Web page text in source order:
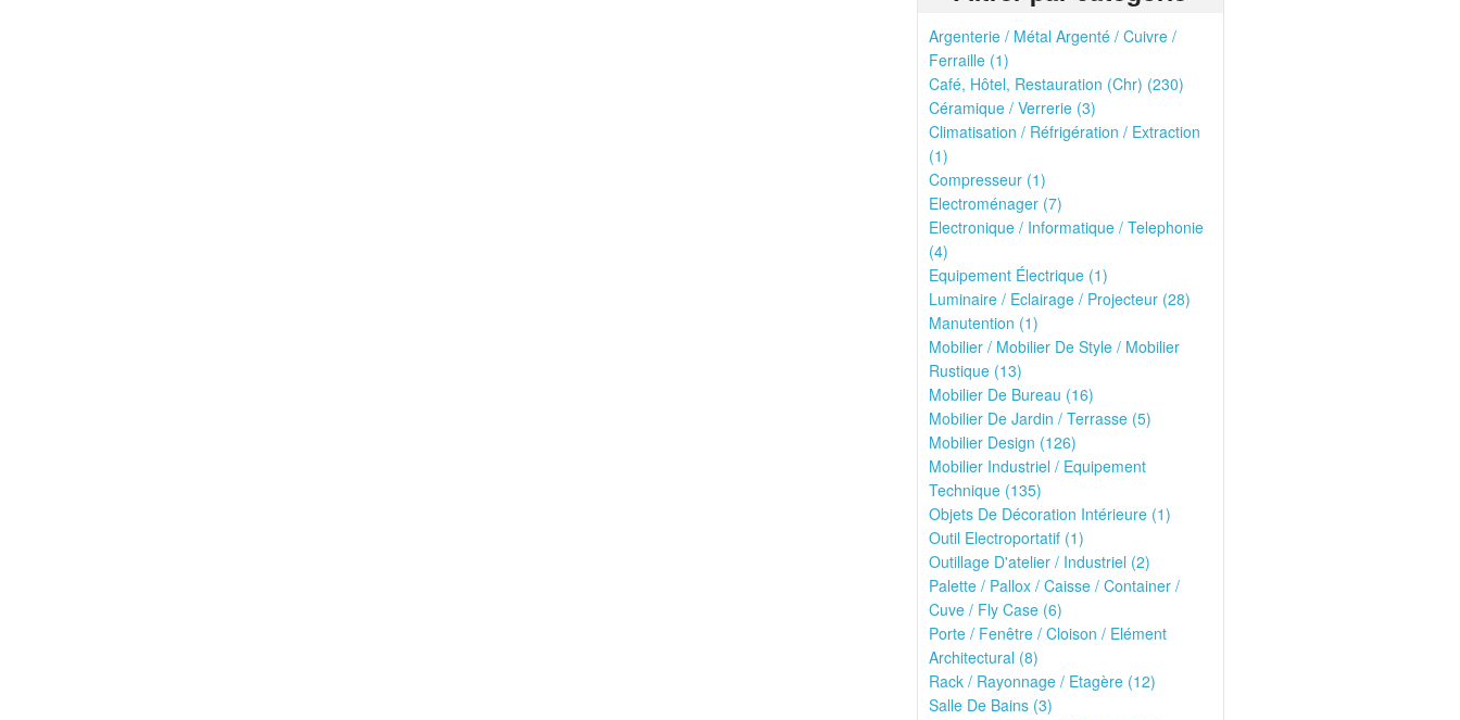
Argenterie / Métal Argenté / Cuivre /
Ferraille (1)
Café, Hôtel, Restauration (Chr) (230)
Céramique / Verrerie (3)
Climatisation / Réfrigération / Extraction
(1)
Compresseur (1)
Electroménager (7)
Electronique / Informatique / Telephonie
(4)
Equipement Électrique (1)
Luminaire / Eclairage / Projecteur (28)
Manutention (1)
Mobilier / Mobilier De Style / Mobilier
Rustique (13)
Mobilier De Bureau (16)
Mobilier De Jardin / Terrasse (5)
Mobilier Design (126)
Mobilier Industriel / Equipement
Technique (135)
Objets De Décoration Intérieure (1)
Outil Electroportatif (1)
Outillage D'atelier / Industriel (2)
Palette / Pallox / Caisse / Container /
Cuve / Fly Case (6)
Porte / Fenêtre / Cloison / Elément
Architectural (8)
Rack / Rayonnage / Etagère (12)
Salle De Bains (3)